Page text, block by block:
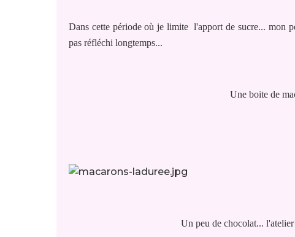
Dans cette période où je limite l'apport de sucre... mon
pas réfléchi longtemps...
Une boite de
Un peu de chocolat...